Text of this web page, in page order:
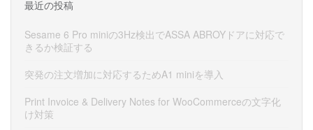
最近の投稿
Sesame 6 Pro miniの3Hz検出でASSA ABROYドアに対応で
きるか検証する
突発の注文増加に対応するためA1 miniを導入
Print Invoice & Delivery Notes for WooCommerceの文字化
け対策